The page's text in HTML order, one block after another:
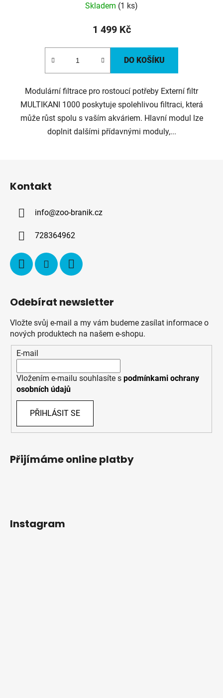
Skladem (1 ks)
1 499 Kč
DO KOŠÍKU
Modulární filtrace pro rostoucí potřeby Externí filtr
MULTIKANI 1000 poskytuje spolehlivou filtraci, která
může růst spolu s vaším akváriem. Hlavní modul lze
doplnit dalšími přídavnými moduly,...
Kontakt
info@zoo-branik.cz
728364962
Odebírat newsletter
Vložte svůj e-mail a my vám budeme zasílat informace o
nových produktech na našem e-shopu.
E-mail
Vložením e-mailu souhlasíte s podmínkami ochrany
osobních údajů
PŘIHLÁSIT SE
Přijímáme online platby
Instagram